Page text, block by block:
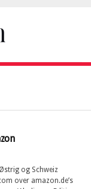
og Schweiz
over amazon.de’s